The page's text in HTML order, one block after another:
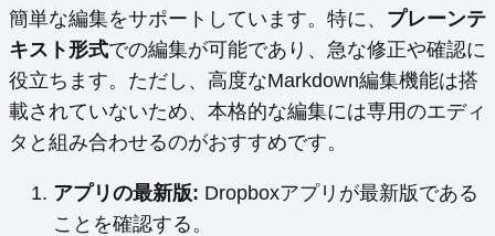
簡単な編集をサポートしています。特に、 プレーンテ
キスト形式での編集が可能であり、急な修正や確認に
役立ちます。ただし、高度なMarkdown編集機能は搭
載されていないため、本格的な編集には専用のエディ
タと組み合わせるのがおすすめです。
アプリの最新版: Dropboxアプリが最新版である
ことを確認する。